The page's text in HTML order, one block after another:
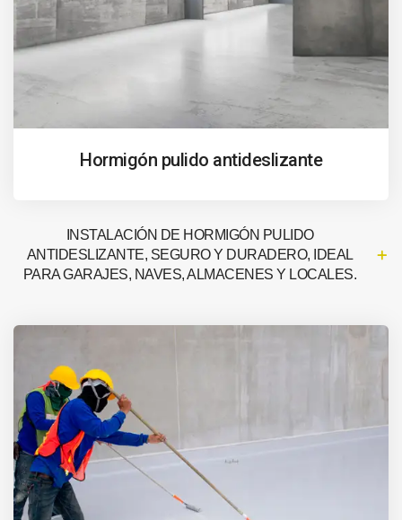
Hormigón pulido antideslizante
INSTALACIÓN DE HORMIGÓN PULIDO
ANTIDESLIZANTE, SEGURO Y DURADERO, IDEAL
PARA GARAJES, NAVES, ALMACENES Y LOCALES.